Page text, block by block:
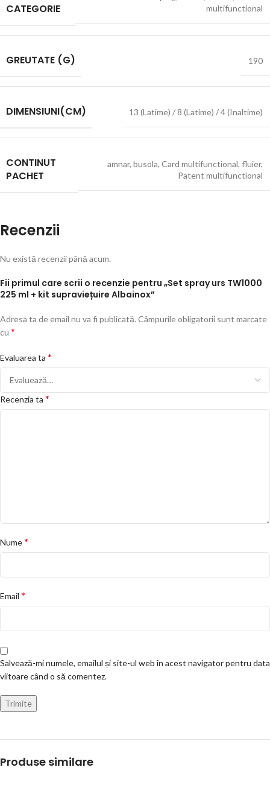
CATEGORIE
multifunctional
GREUTATE (G) 190
DIMENSIUNI(CM) 13 (Latime) / 8 (Latime) / 4 (Inaltime)
CONTINUT
PACHET
amnar, busola, Card multifunctional, fluier,
Patent multifunctional
Recenzii
Nu există recenzii până acum.
Fii primul care scrii o recenzie pentru „Set spray urs TW1000
225 ml + kit supraviețuire Albainox”
Adresa ta de email nu va fi publicată. Câmpurile obligatorii sunt marcate
cu *
Evaluarea ta *
Recenzia ta *
Nume*
Email *
Salvează-mi numele, emailul și site-ul web în acest navigator pentru data
viitoare când o să comentez.
Produse similare